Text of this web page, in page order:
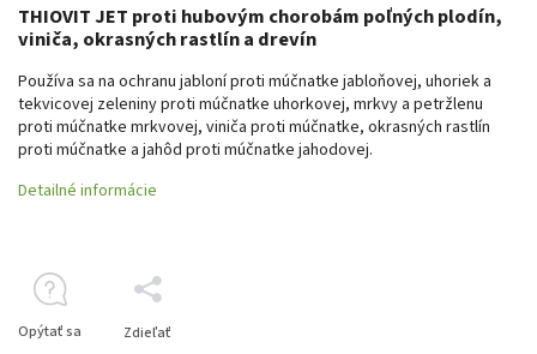
THIOVIT JET proti hubovým chorobám poľných plodín,
viniča, okrasných rastlín a drevín
Používa sa na ochranu jabloní proti múčnatke jabloňovej, uhoriek a
tekvicovej zeleniny proti múčnatke uhorkovej, mrkvy a petržlenu
proti múčnatke mrkvovej, viniča proti múčnatke, okrasných rastlín
proti múčnatke a jahôd proti múčnatke jahodovej.
Detailné informácie
Opýtať sa Zdieľať